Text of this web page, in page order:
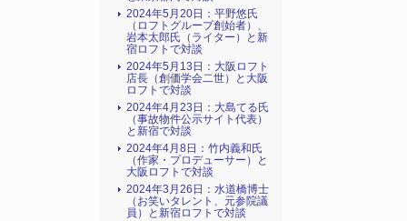
2024年5月20日：平野悠氏
（ロフトグループ創始者）、
岩本太郎氏（ライター）と新
宿ロフトで対談
2024年5月13日：大阪ロフト
店長（創価学会二世）と大阪
ロフトで対談
2024年4月23日：大島てる氏
（事故物件公示サイト代表）
と新宿で対談
2024年4月8日：竹内義和氏
（作家・プロデューサー）と
大阪ロフトで対談
2024年3月26日：水道橋博士
（お笑いタレント、元参院議
員）と新宿ロフトで対談